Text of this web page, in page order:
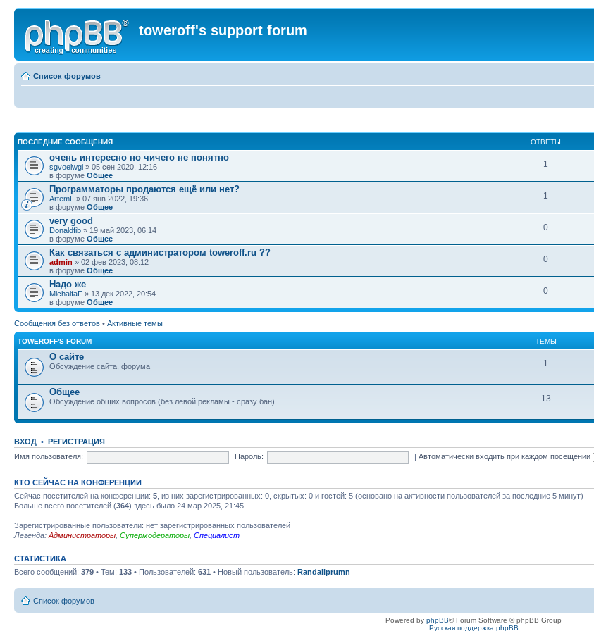
toweroff's support forum
Список форумов
ПОСЛЕДНИЕ СООБЩЕНИЯ ОТВЕТЫ
очень интересно но чичего не понятно
sgvoelwgi » 05 сен 2020, 12:16
в форуме Общее
1
Программаторы продаются ещё или нет?
ArtemL » 07 янв 2022, 19:36
в форуме Общее
1
very good
Donaldfib » 19 май 2023, 06:14
в форуме Общее
0
Как связаться с администратором toweroff.ru ??
admin » 02 фев 2023, 08:12
в форуме Общее
0
Надо же
MichalfaF » 13 дек 2022, 20:54
в форуме Общее
0
Сообщения без ответов • Активные темы
TOWEROFF'S FORUM ТЕМЫ
О сайте
Обсуждение сайта, форума 1
Общее
Обсуждение общих вопросов (без левой рекламы - сразу бан) 13
ВХОД • РЕГИСТРАЦИЯ
Имя пользователя:
Пароль: |Автоматически входить при каждом посещении
КТО СЕЙЧАС НА КОНФЕРЕНЦИИ
Сейчас посетителей на конференции: 5 , из них зарегистрированных: 0, скрытых: 0 и гостей: 5 (основано на активности пользователей за последние 5 минут)
Больше всего посетителей (364) здесь было 24 мар 2025, 21:45
Зарегистрированные пользователи: нет зарегистрированных пользователей
Легенда: Администраторы Супермодераторы Специалист
СТАТИСТИКА
Всего сообщений: 379 • Тем: 133 • Пользователей: 631 • Новый пользователь: Randallprumn
Список форумов
Powered by phpBB® Forum Software © phpBB Group
Русская поддержка phpBB